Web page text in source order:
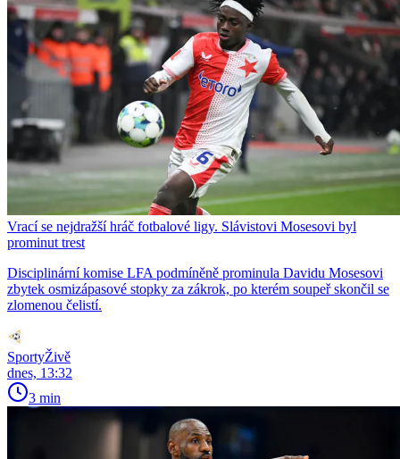
Vrací se nejdražší hráč fotbalové ligy. Slávistovi Mosesovi byl
prominut trest
Disciplinární komise LFA podmíněně prominula Davidu Mosesovi
zbytek osmizápasové stopky za zákrok, po kterém soupeř skončil se
zlomenou čelistí.
SportyŽivě
dnes, 13:32
3 min